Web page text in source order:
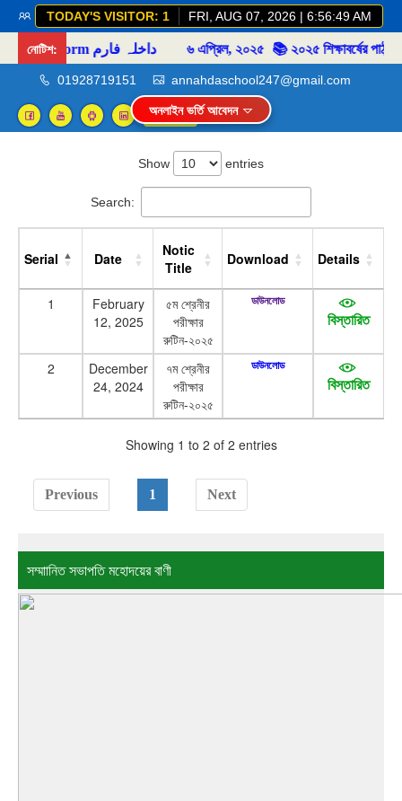
TODAY'S VISITOR: 1 FRI, AUG 07, 2026 | 6:56:50 AM
নোটিশ:📒 ভর্তি ফরম Admission form داخلہ فارم ৬ এপ্রিল, ২০২৫ 📚 ২০২৫ শিক্ষাবর্ষের পাঠ্যপুস্তকের
01928719151 annahdaschool247@gmail.com
Login
অনলাইন ভর্তি আবেদন
Show entries
Search:
Serial Date
Notic
Title
Download Details
1
February
12, 2025
৫ম শ্রেনীর
পরীক্ষার
রুটিন-২০২৫
ডাউনলোড
বিস্তারিত
2
December
24, 2024
৭ম শ্রেনীর
পরীক্ষার
রুটিন-২০২৫
ডাউনলোড
বিস্তারিত
Showing 1 to 2 of 2 entries
Previous 1 Next
সম্মাানিত সভাপতি মহোদয়ের বাণী